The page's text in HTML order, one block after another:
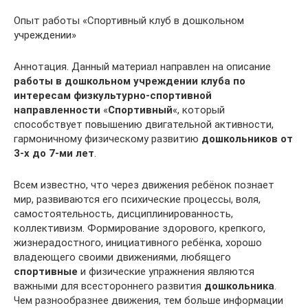
Опыт работы «Спортивный клуб в дошкольном
учреждении»
Аннотация. Данный материал направлен на описание
работы в дошкольном учреждении клуба по
интересам физкультурно-спортивной
направленности «Спортивный«, который
способствует повышению двигательной активности,
гармоничному физическому развитию дошкольников от
3-х до 7-ми лет.
Всем известно, что через движения ребёнок познает
мир, развиваются его психические процессы, воля,
самостоятельность, дисциплинированность,
коллективизм. Формирование здорового, крепкого,
жизнерадостного, инициативного ребёнка, хорошо
владеющего своими движениями, любящего
спортивные и физические упражнения являются
важными для всестороннего развития дошкольника.
Чем разнообразнее движения, тем больше информации